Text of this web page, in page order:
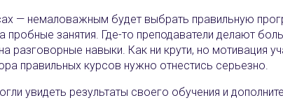
— немаловажным будет выбрать правильную
пробные занятия. Где-то преподаватели делают
разговорные навыки. Как ни крути, но мотивация
правильных курсов нужно отнестись серьезно.
увидеть результаты своего обучения и